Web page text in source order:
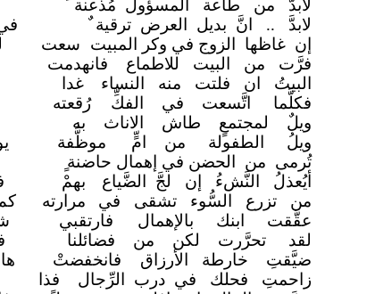
لابدَّ من طاعة المسؤول مُذعنة ً
لابدَّ .. انَّ بديل العرض ترقية
إن غاظها الزوج في وكر المبيت
سعت
فرَّت من البيت للاطماع
فانهدمت
البيتُ ان فلتت منه النساء
غدا
فكلَّما اتَّسعت في الفكِّ رُقعته
ويلٌ لمجتمعٍ طاش الاناث به
ويلُ الطفولة من امٍّ
موظَّفة
تُرمى من الحضن في إهمال حاضنة
أيُعذلُ النَّشءُ إن لجَّ الضَّياع
بهمْ
من تزرع السُّوء تشقى في
مرارته
عقَّقت ابنك بالإهمال
فارتقبي
لقد تحرَّرت لكن من فضائلنا
ضيَّقتِ خارطة الأرزاق
فانخفضتْ
زاحمتِ فحلك في درب الرِّجال
فذا